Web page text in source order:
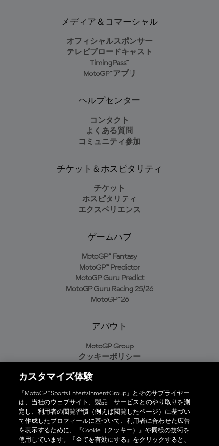
メディア＆コマーシャル
オフィシャルスポンサー
テレビブロードキャスト
TimingPass™
MotoGP™アプリ
ヘルプセンター
コンタクト
よくある質問
コミュニティ参加
チケット＆ホスピタリティ
チケット
ホスピタリティ
エクスペリエンス
ゲームハブ
MotoGP™ Fantasy
MotoGP™ Predictor
MotoGP Guru Predict
MotoGP Guru Racing 25/26
MotoGP™26
アバウト
MotoGP Group
クッキーポリシー
プライバシーポリシー
購入ポリシー
オフィシャルアプリ
カスタマイズ体験
『MotoGP™ Sports Entertainment Group』とそのサプライヤー
は、当社のウェブサイト、製品、サービスとのやり取りを測
定し、利用者の閲覧習慣（例えば閲覧したページ）に基づい
て作成したプロフィールに基づいて、利用者に合わせた広告
を表示するために、『Cookie（クッキー）』や同様の技術を
使用しています。『全てを有効にする』をクリックすると、